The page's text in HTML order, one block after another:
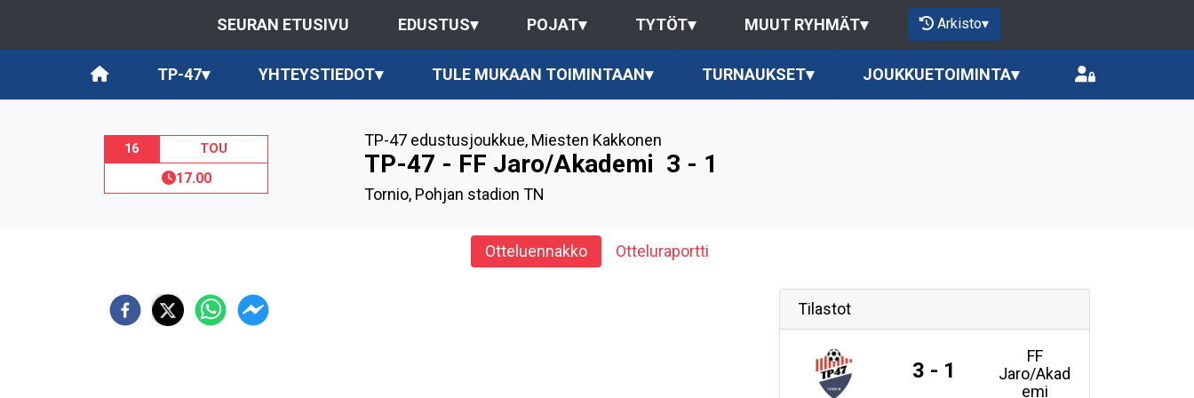
SEURAN ETUSIVU EDUSTUS▾ POJAT▾ TYTÖT▾ MUUT RYHMÄT▾ Arkisto▾
TP-47▾ YHTEYSTIEDOT▾ TULE MUKAAN TOIMINTAAN▾ TURNAUKSET▾ JOUKKUETOIMINTA▾
16 TOU
17.00
TP-47 edustusjoukkue, Miesten Kakkonen
TP-47 - FF Jaro/Akademi 3 - 1
Tornio, Pohjan stadion TN
Otteluennakko Otteluraportti
Tilastot
3 - 1
FF
Jaro/Akad
emi